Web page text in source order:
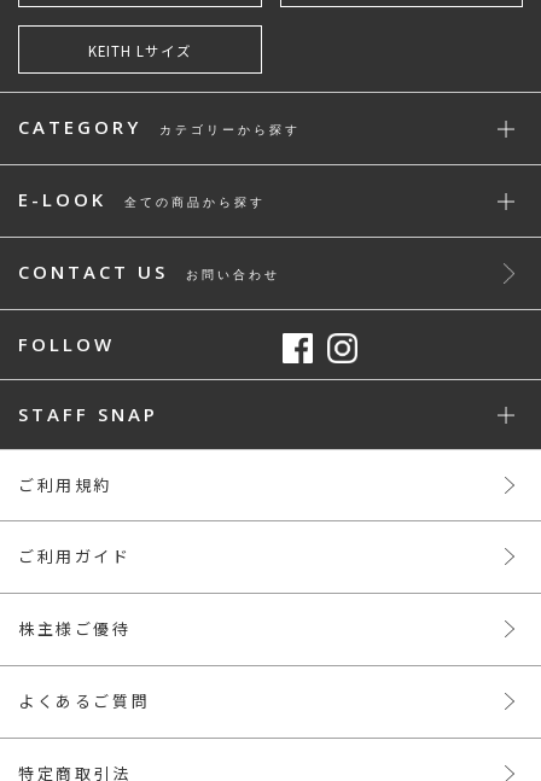
KEITH Lサイズ
CATEGORY カテゴリーから探す
E-LOOK 全ての商品から探す
CONTACT US お問い合わせ
FOLLOW
STAFF SNAP
ご利用規約
ご利用ガイド
株主様ご優待
よくあるご質問
特定商取引法